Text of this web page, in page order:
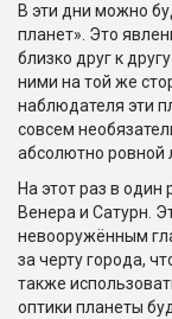
В эти дни можно
планет». Это
близко друг к
ними на той же
наблюдателя эти
совсем
абсолютно ровной
На этот раз в один
Венера и Сатурн.
невооружённым
за черту города,
также
оптики планеты